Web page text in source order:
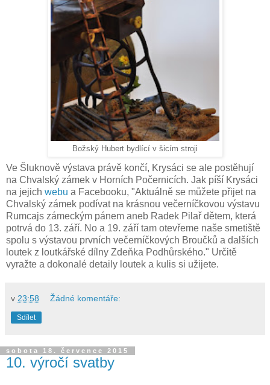
Božský Hubert bydlící v šicím stroji
Ve Šluknově výstava právě končí, Krysáci se ale postěhují
na Chvalský zámek v Horních Počernicích. Jak píší Krysáci
na jejich webu a Facebooku, "Aktuálně se můžete přijet na
Chvalský zámek podívat na krásnou večerníčkovou výstavu
Rumcajs zámeckým pánem aneb Radek Pilař dětem, která
potrvá do 13. září. No a 19. září tam otevřeme naše smetiště
spolu s výstavou prvních večerníčkových Broučků a dalších
loutek z loutkářské dílny Zdeňka Podhůrského." Určitě
vyražte a dokonalé detaily loutek a kulis si užijete.
v 23:58 Žádné komentáře:
Sdílet
sobota 18. července 2015
10. výročí svatby